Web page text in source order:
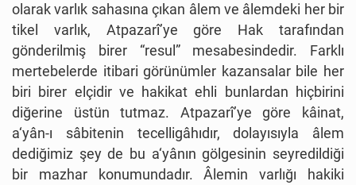
olarak varlık sahasına çıkan âlem ve âlemdeki her bir
tikel varlık, Atpazarî’ye göre Hak tarafından
gönderilmiş birer “resul” mesabesindedir. Farklı
mertebelerde itibari görünümler kazansalar bile her
biri birer elçidir ve hakikat ehli bunlardan hiçbirini
diğerine üstün tutmaz. Atpazarî’ye göre kâinat,
a‘yân-ı sâbitenin tecelligâhıdır, dolayısıyla âlem
dediğimiz şey de bu a‘yânın gölgesinin seyredildiği
bir mazhar konumundadır. Âlemin varlığı hakiki